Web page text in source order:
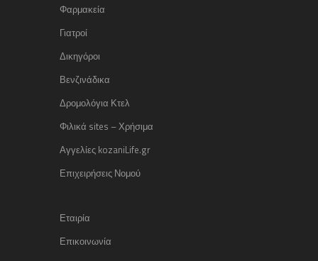
Φαρμακεία
Γιατροί
Δικηγόροι
Βενζινάδικα
Δρομολόγια Κτελ
Φιλικά sites – Χρήσιμα
Αγγελίες kozaniLife.gr
Επιχειρήσεις Νομού
Εταιρία
Επικοινωνία